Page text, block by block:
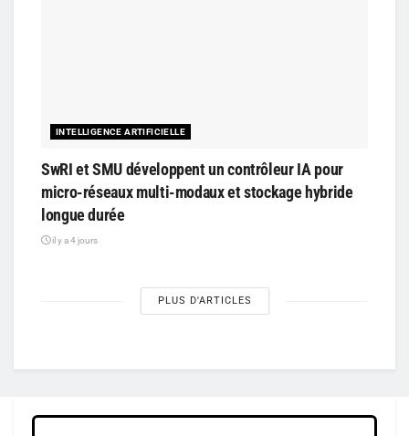
INTELLIGENCE ARTIFICIELLE
SwRI et SMU développent un contrôleur IA pour
micro-réseaux multi-modaux et stockage hybride
longue durée
il y a 4 jours
PLUS D'ARTICLES